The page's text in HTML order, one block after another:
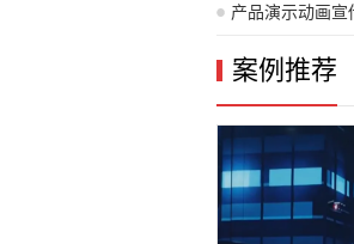
产品演示动画宣
案例推荐